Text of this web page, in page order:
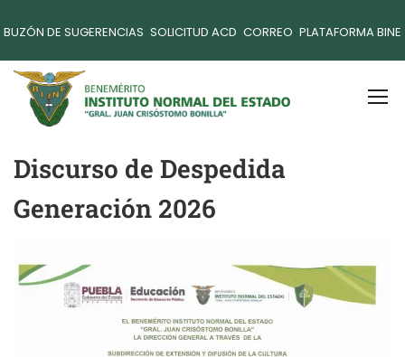
BUZÓN DE SUGERENCIAS SOLICITUD ACD CORREO PLATAFORMA BINE
Discurso de Despedida
Generación 2026